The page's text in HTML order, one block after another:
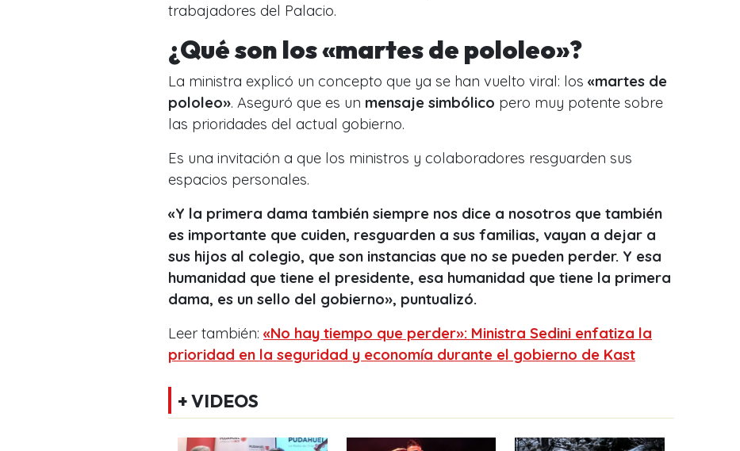
trabajadores del Palacio.
¿Qué son los «martes de pololeo»?
La ministra explicó un concepto que ya se han vuelto viral: los «martes de
pololeo». Aseguró que es un mensaje simbólico pero muy potente sobre
las prioridades del actual gobierno.
Es una invitación a que los ministros y colaboradores resguarden sus
espacios personales.
«Y la primera dama también siempre nos dice a nosotros que también
es importante que cuiden, resguarden a sus familias, vayan a dejar a
sus hijos al colegio, que son instancias que no se pueden perder. Y esa
humanidad que tiene el presidente, esa humanidad que tiene la primera
dama, es un sello del gobierno», puntualizó.
Leer también: «No hay tiempo que perder»: Ministra Sedini enfatiza la
prioridad en la seguridad y economía durante el gobierno de Kast
+ VIDEOS